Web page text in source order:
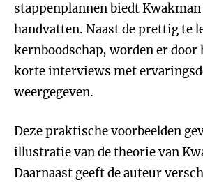
stappenplannen biedt
handvatten. Naast de prettig te
kernboodschap, worden er door
korte interviews met
weergegeven.
Deze praktische voorbeelden
illustratie van de theorie van
Daarnaast geeft de auteur